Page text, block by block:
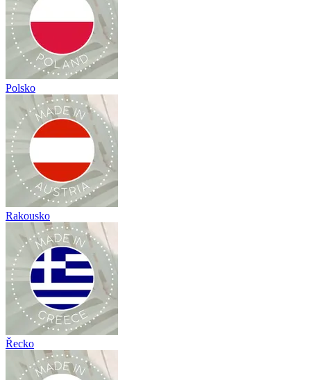
Polsko
Rakousko
Řecko